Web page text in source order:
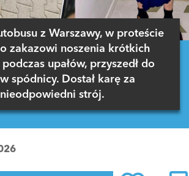
z Warszawy, w proteście
zakazowi noszenia krótkich
upałów, przyszedł do
spódnicy. Dostał karę za
nieodpowiedni strój.